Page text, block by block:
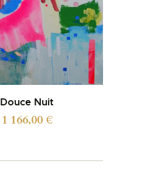
Douce Nuit
1 166,00€